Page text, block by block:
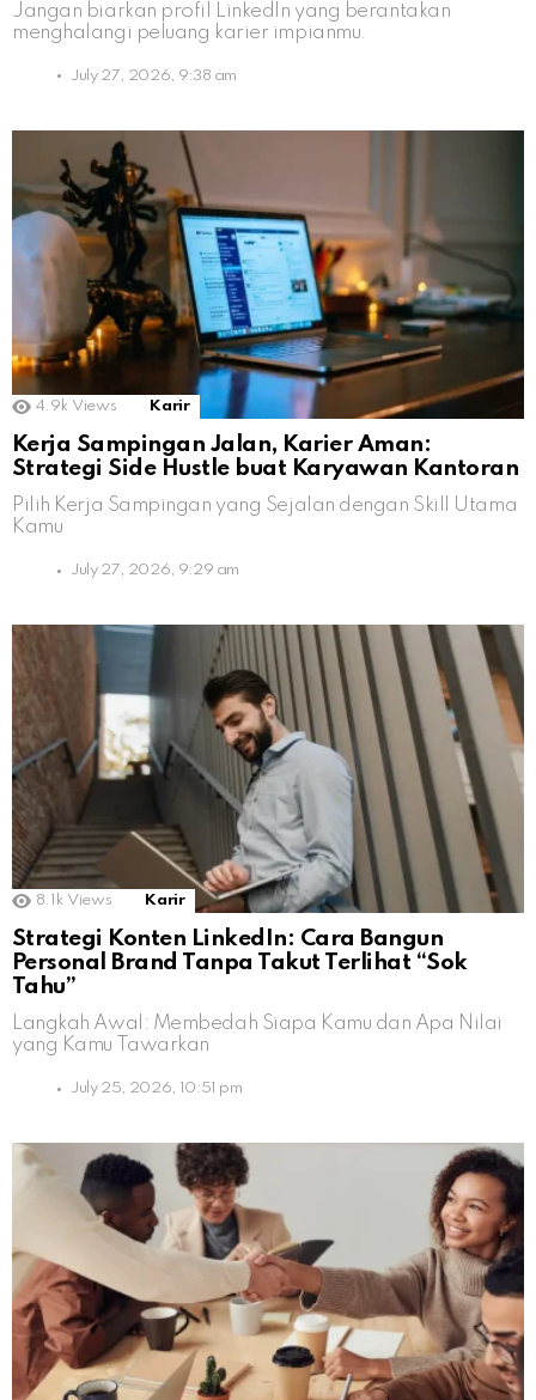
Jangan biarkan profil LinkedIn yang berantakan
menghalangi peluang karier impianmu.
July 27, 2026, 9:38 am
4.9k Views Karir
Kerja Sampingan Jalan, Karier Aman:
Strategi Side Hustle buat Karyawan Kantoran
Pilih Kerja Sampingan yang Sejalan dengan Skill Utama
Kamu
July 27, 2026, 9:29 am
8.1k Views Karir
Strategi Konten LinkedIn: Cara Bangun
Personal Brand Tanpa Takut Terlihat “Sok
Tahu”
Langkah Awal: Membedah Siapa Kamu dan Apa Nilai
yang Kamu Tawarkan
July 25, 2026, 10:51 pm